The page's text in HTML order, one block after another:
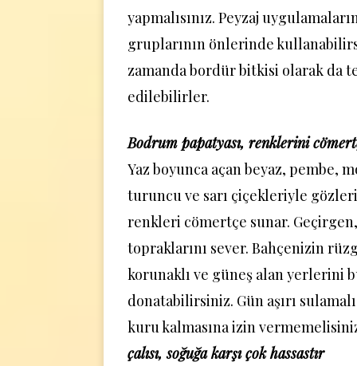
yapmalısınız. Peyzaj
gruplarının önlerinde
zamanda bordür bitkisi olarak da
edilebilirler.
Bodrum papatyası, renklerini
Yaz boyunca açan beyaz, pembe,
turuncu ve sarı çiçekleriyle
renkleri cömertçe sunar.
topraklarını sever. Bahçenizin
korunaklı ve güneş alan yerlerini
donatabilirsiniz. Gün aşırı
kuru kalmasına izin
çalısı, soğuğa karşı çok hassastır